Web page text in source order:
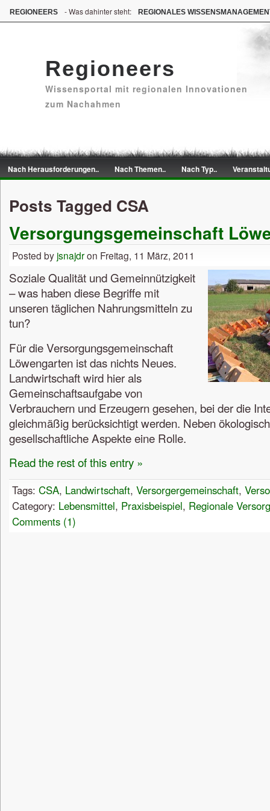
REGIONEERS - Was dahinter steht: REGIONALES
Regioneers
Wissensportal mit regionalen Innovationen
zum Nachahmen
Nach Herausforderungen.. Nach Themen.. Nach Typ..
Posts Tagged CSA
Versorgungsgemeinschaft
Posted by jsnajdron Freitag, 11 März, 2011
Soziale Qualität und Gemeinnützigkeit
– was haben diese Begriffe mit
unseren täglichen Nahrungsmitteln zu
tun?
Für die Versorgungsgemeinschaft
Löwengarten ist das nichts Neues.
Landwirtschaft wird hier als
Gemeinschaftsaufgabe von
Verbrauchern und Erzeugern gesehen, bei der die
gleichmäßig berücksichtigt werden. Neben
gesellschaftliche Aspekte eine Rolle.
Read the rest of this entry »
Tags: CSA, Landwirtschaft, Versorgergemeinschaft,
Category: Lebensmittel, Praxisbeispiel, Regionale
Comments (1)